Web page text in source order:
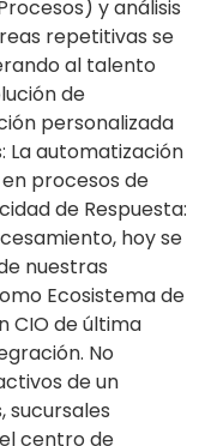
y análisis
repetitivas se
al talento
de
personalizada
La automatización
procesos de
de Respuesta:
hoy se
nuestras
Ecosistema de
CIO de última
No
de un
sucursales
centro de